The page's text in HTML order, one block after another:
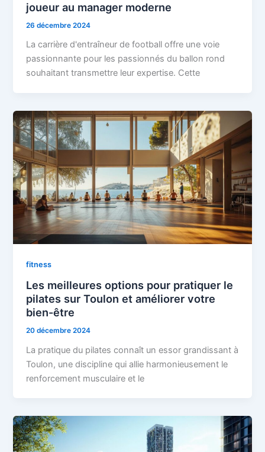
joueur au manager moderne
26 décembre 2024
La carrière d'entraîneur de football offre une voie
passionnante pour les passionnés du ballon rond
souhaitant transmettre leur expertise. Cette
fitness
Les meilleures options pour pratiquer le
pilates sur Toulon et améliorer votre
bien-être
20 décembre 2024
La pratique du pilates connaît un essor grandissant à
Toulon, une discipline qui allie harmonieusement le
renforcement musculaire et le